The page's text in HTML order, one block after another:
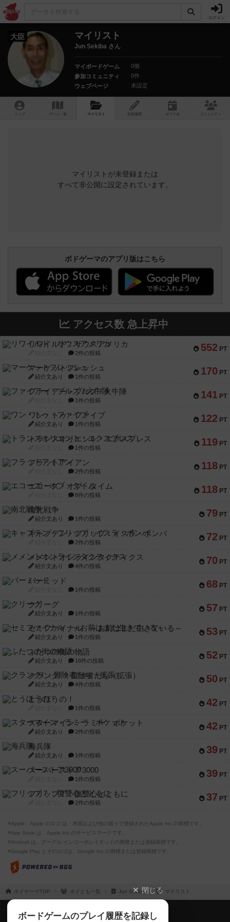
ログイン
大臣 マイリスト
Jun Sekiba さん
マイボードゲーム
0個
参加コミュニティ
0件
ウェブページ
未設定
トップ ゲーム一覧 マイリスト 投稿履歴 ボ ドゲ コミュニティ
マイリストが未登録または
すべて非公開に設定されています。
ボドゲーマのアプリ版はこちら
アクセス数 急上昇中
552 PT
リワイルド：サウスアメリカ
2件の投稿
170 PT
マーケットフレッシュ
紹介文あり 1件の投稿
141 PT
ファイアー・ブルズ / 火牛陣
1件の投稿
122 PT
ワン・トゥ・ファイブ
紹介文あり 1件の投稿
119 PT
トランスオリエント・エクスプレス
1件の投稿
118 PT
フラットアイアン
2件の投稿
118 PT
エコーズ・オブ・タイム
8件の投稿
79 PT
南北戦争
紹介文あり 1件の投稿
72 PT
キャプテン・フリップ：イスラ・ボンバ
2件の投稿
70 PT
メメントオンラインタクティクス
紹介文あり 4件の投稿
68 PT
パーミッド
1件の投稿
57 PT
クリーグ
紹介文あり 1件の投稿
53 PT
セミファイナル ～お前はまだ生きている～
紹介文あり 1件の投稿
52 PT
ふたつの街の物語
紹介文あり 18件の投稿
50 PT
クランク! ：冒険者たち（拡張）
紹介文あり 4件の投稿
42 PT
とうほうの！
1件の投稿
42 PT
スターマイン・ラミー ポケット
紹介文あり 2件の投稿
39 PT
海兵隊
紹介文あり 1件の投稿
39 PT
スーパーストア3000
1件の投稿
37 PT
フリップ７：復讐心とともに
2件の投稿
※Apple、Apple のロゴ は、米国および他の国々で登録されたApple Inc.の商標です。
※App Store は、Apple Inc.のサービスマークです。
※Android は、グーグル インコーポレイテッドの商標または登録商標です。
※Google Play とそのロゴは、Google Inc.の商標または登録商標です。
ボドゲーマTOP ボドとも一覧 Jun Sekiba マイリスト
閉じる
ボードゲームのプレイ履歴を記録し
ボドゲーマTOP